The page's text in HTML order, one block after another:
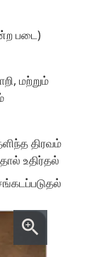
படை)
மற்றும்
திரவம்
உதிர்தல்